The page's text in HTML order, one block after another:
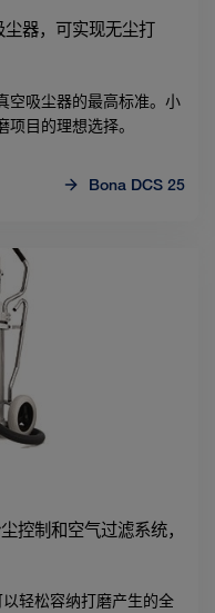
器，可实现无尘打
空吸尘器的最高标准。小
目的理想选择。
Bona DCS 25
控制和空气过滤系统，
轻松容纳打磨产生的全